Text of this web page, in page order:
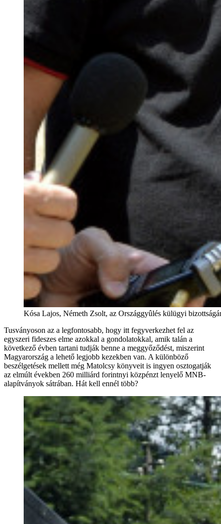
Kósa Lajos, Németh Zsolt, az Országgyûlés külügyi
Tusványoson az a legfontosabb, hogy itt fegyverkezhet fel az
egyszeri fideszes elme azokkal a gondolatokkal, amik talán a
következő évben tartani tudják benne a meggyőződést, miszerint
Magyarország a lehető legjobb kezekben van. A különböző
beszélgetések mellett még Matolcsy könyveit is ingyen osztogatják
az elmúlt években 260 milliárd forintnyi közpénzt lenyelő MNB-
alapítványok sátrában. Hát kell ennél több?